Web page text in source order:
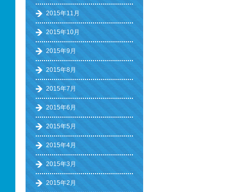
2015年11月
2015年10月
2015年9月
2015年8月
2015年7月
2015年6月
2015年5月
2015年4月
2015年3月
2015年2月